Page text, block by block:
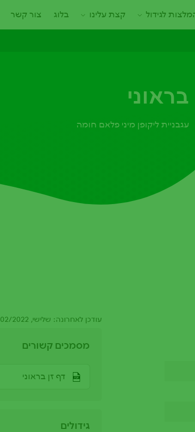
לגידול קצת עלינו בלוג צור קשר
בראוני
עגבניית ליקופן מיני פלאם חומה
עודכן לאחרונה: שלישי, 22/02/2022 - 17:17
מסמכים קשורים
דף זן בראוני
גידולים